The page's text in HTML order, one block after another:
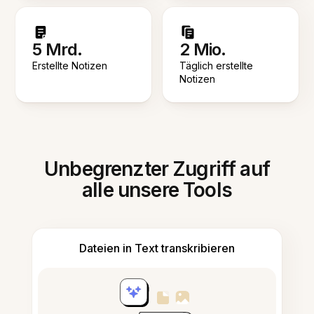
5 Mrd.
Erstellte Notizen
2 Mio.
Täglich erstellte
Notizen
Unbegrenzter Zugriff auf
alle unsere Tools
Dateien in Text transkribieren